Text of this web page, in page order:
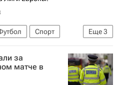
Еще3
Спорт
(Лион)
за
матче в